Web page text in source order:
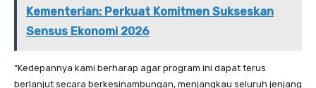
Kementerian: Perkuat Komitmen Sukseskan
Sensus Ekonomi 2026
“Kedepannya kami berharap agar program ini dapat terus
berlanjut secara berkesinambungan, menjangkau seluruh jenjang